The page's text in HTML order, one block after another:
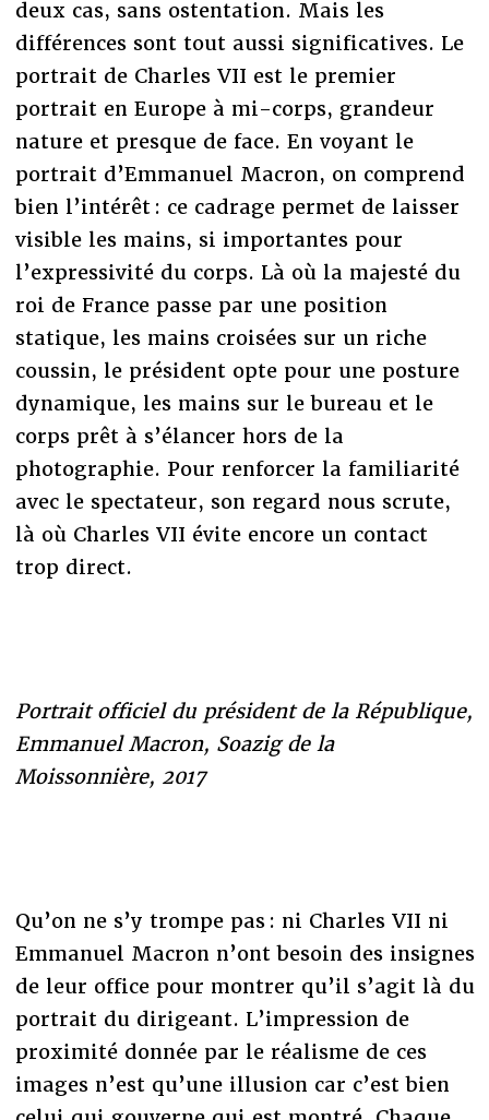
deux cas, sans ostentation. Mais les
différences sont tout aussi significatives. Le
portrait de Charles VII est le premier
portrait en Europe à mi-corps, grandeur
nature et presque de face. En voyant le
portrait d’Emmanuel Macron, on comprend
bien l’intérêt : ce cadrage permet de laisser
visible les mains, si importantes pour
l’expressivité du corps. Là où la majesté du
roi de France passe par une position
statique, les mains croisées sur un riche
coussin, le président opte pour une posture
dynamique, les mains sur le bureau et le
corps prêt à s’élancer hors de la
photographie. Pour renforcer la familiarité
avec le spectateur, son regard nous scrute,
là où Charles VII évite encore un contact
trop direct.
Portrait officiel du président de la République,
Emmanuel Macron, Soazig de la
Moissonnière, 2017
Qu’on ne s’y trompe pas : ni Charles VII ni
Emmanuel Macron n’ont besoin des insignes
de leur office pour montrer qu’il s’agit là du
portrait du dirigeant. L’impression de
proximité donnée par le réalisme de ces
images n’est qu’une illusion car c’est bien